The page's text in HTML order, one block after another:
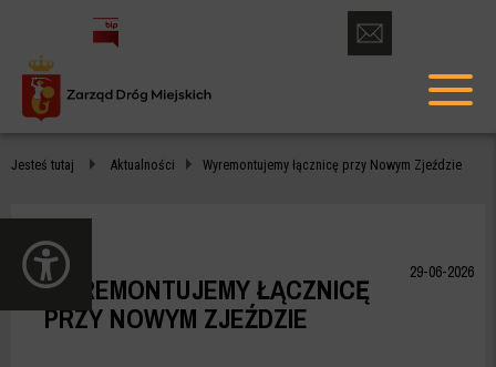
WYREMONTUJEMY
PRZY
NOWYM
ZJEŹDZIE
otwórz
formularz
kontaktowy
menu
Jesteś tutaj Aktualności Wyremontujemy łącznicę przy Nowym Zjeździe
29-06-2026
WYREMONTUJEMY ŁĄCZNICĘ
PRZY NOWYM ZJEŹDZIE
dostępności